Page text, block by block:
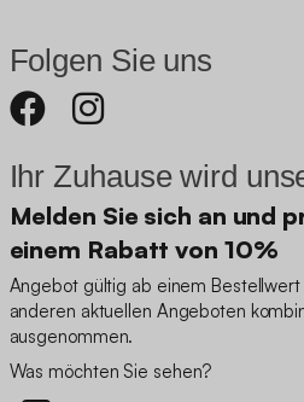
Folgen Sie uns
Ihr Zuhause wird
Melden Sie sich an und
einem Rabatt von 10%
Angebot gültig ab einem
anderen aktuellen Angeboten
ausgenommen.
Was möchten Sie sehen?